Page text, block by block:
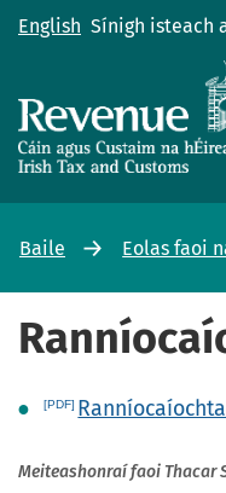
English Sínigh isteach
Baile Eolas faoi
Meiteashonraí faoi Thacar